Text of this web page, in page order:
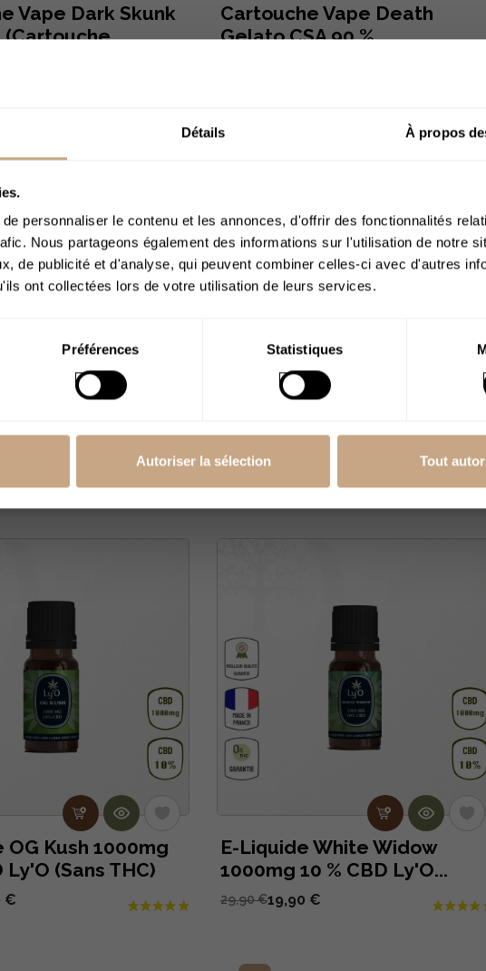
Détails À propos
personnaliser le contenu et les annonces, d'offrir des fonctionnalités
Nous partageons également des informations sur l'utilisation de notre
de publicité et d'analyse, qui peuvent combiner celles-ci avec d'autres
ont collectées lors de votre utilisation de leurs services.
Préférences Statistiques
Autoriser la sélection Tout
ACCÈS
+18
Merci de bien vouloir
ans
Vape Dark Skunk
(Cartouche...
Cartouche Vape Death
Gelato CSA 90 %
94 % (Sans
E-Liquide KiwiGo 1000mg 10
% CBD Ly'O (Sans THC)
19,90 €
OG Kush 1000mg
Ly'O (Sans THC)
€
E-Liquide White Widow
1000mg 10 % CBD Ly'O...
19,90 €
29,90 €